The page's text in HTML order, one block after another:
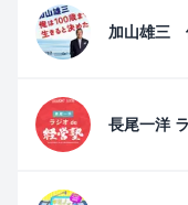
加山雄三
長尾一洋